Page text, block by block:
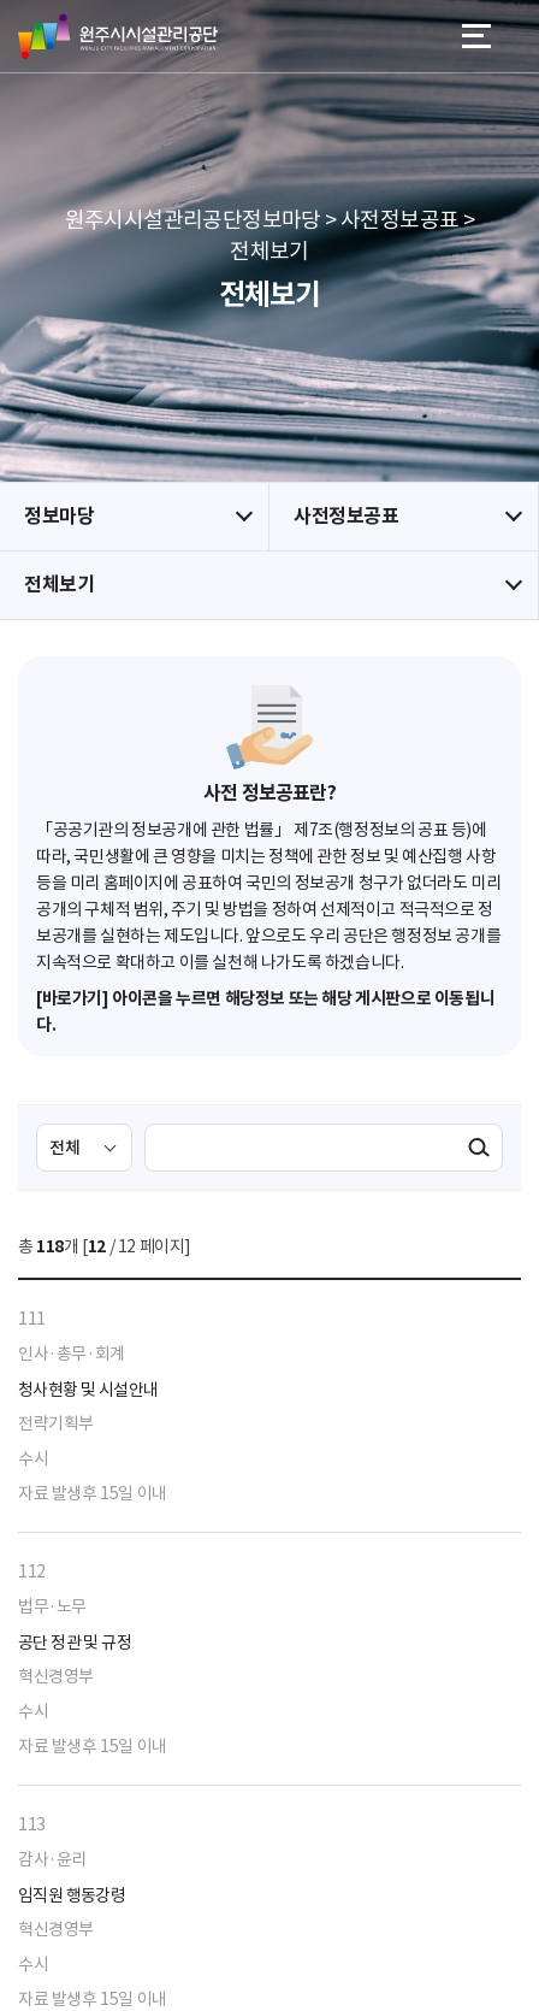
네
본문 바로가기
메뉴 바로가기
원
주
시
리
공
단
원주시시설관리공단정보마당 > 사전정보공표 >
전체보기
전체보기
정보마당 사전정보공표
전체보기
사전 정보공표란?
「공공기관의 정보공개에 관한 법률」 제7조(행정정보의 공표 등)에
따라, 국민생활에 큰 영향을 미치는 정책에 관한 정보 및 예산집행 사항
등을 미리 홈페이지에 공표하여 국민의 정보공개 청구가 없더라도 미리
공개의 구체적 범위, 주기 및 방법을 정하여 선제적이고 적극적으로 정
보공개를 실현하는 제도입니다. 앞으로도 우리 공단은 행정정보 공개를
지속적으로 확대하고 이를 실천해 나가도록 하겠습니다.
[바로가기] 아이콘을 누르면 해당정보 또는 해당 게시판으로 이동됩니
다.
검
색
선
택
색
검색실행
총 118개 [12 / 12 페이지]
111
인사·총무·회계
청사현황 및 시설안내
전략기획부
수시
자료 발생후 15일 이내
112
법무·노무
공단 정관 및 규정
혁신경영부
수시
자료 발생후 15일 이내
113
감사·윤리
임직원 행동강령
혁신경영부
수시
자료 발생후 15일 이내